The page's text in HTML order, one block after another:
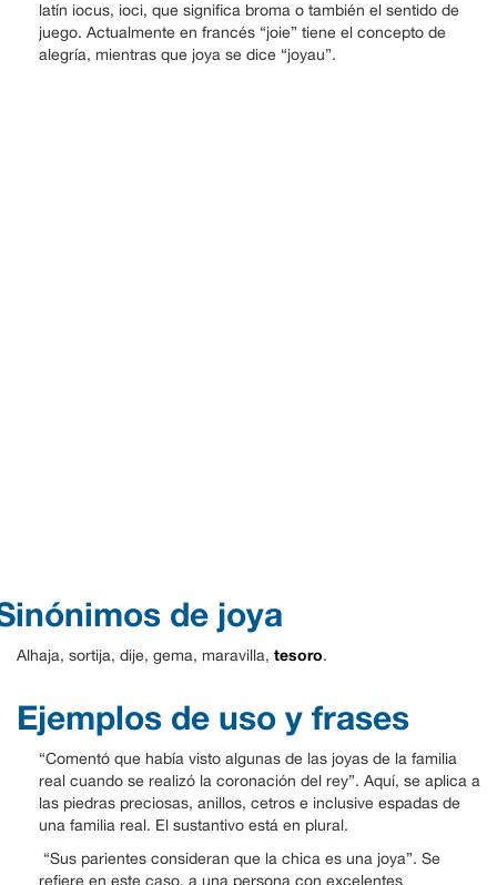
latín iocus, ioci, que significa broma o también el sentido de
juego. Actualmente en francés “joie” tiene el concepto de
alegría, mientras que joya se dice “joyau”.
de joya
Alhaja, sortija, dije, gema, maravilla, tesoro.
Ejemplos de uso y frases
“Comentó que había visto algunas de las joyas de la familia
real cuando se realizó la coronación del rey”. Aquí, se aplica a
las piedras preciosas, anillos, cetros e inclusive espadas de
una familia real. El sustantivo está en plural.
“Sus parientes consideran que la chica es una joya”. Se
refiere en este caso, a una persona con excelentes